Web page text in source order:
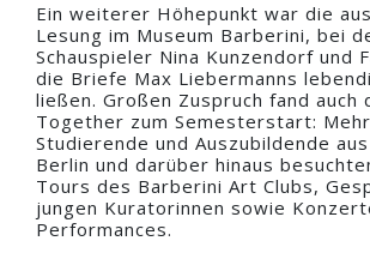
Ein weiterer Höhepunkt war die
Lesung im Museum Barberini, bei
Schauspieler Nina Kunzendorf und
die Briefe Max Liebermanns
ließen. Großen Zuspruch fand auch
Together zum Semesterstart:
Studierende und Auszubildende
Berlin und darüber hinaus
Tours des Barberini Art Clubs,
jungen Kuratorinnen sowie
Performances.